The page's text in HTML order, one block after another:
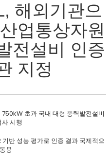
해외기관으
업통상자원
전설비 인증
지정
초과 국내 대형 풍력발전설비
시행
반 성능 평가로 인증 결과 국제적으
용